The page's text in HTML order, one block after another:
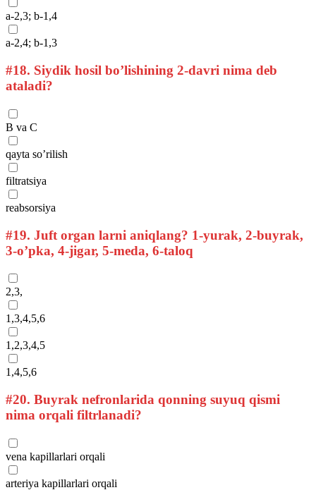
a-2,3; b-1,4
a-2,4; b-1,3
#18. Siydik hosil bo’lishining 2-davri nima deb
ataladi?
B va C
qayta so’rilish
filtratsiya
reabsorsiya
#19. Juft organ larni aniqlang? 1-yurak, 2-buyrak,
3-o’pka, 4-jigar, 5-meda, 6-taloq
2,3,
1,3,4,5,6
1,2,3,4,5
1,4,5,6
#20. Buyrak nefronlarida qonning suyuq qismi
nima orqali filtrlanadi?
vena kapillarlari orqali
arteriya kapillarlari orqali